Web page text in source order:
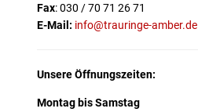
Fax: 030 / 70 71 26 71
E-Mail: info@trauringe-amber.de
Unsere Öffnungszeiten:
Montag bis Samstag